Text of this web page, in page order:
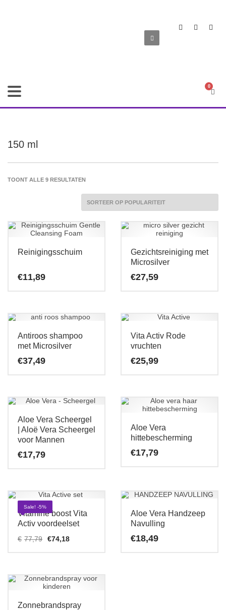
150 ml
TOONT ALLE 9 RESULTATENGESORTEERD
POPULARITEIT
Reinigingsschuim
€11,89
Gezichtsreiniging met
Microsilver
€27,59
Antiroos shampoo
met Microsilver
€37,49
Vita Activ Rode
vruchten
€25,99
Aloe Vera Scheergel
| Aloë Vera Scheergel
voor Mannen
€17,79
Aloe Vera
hittebescherming
€17,79
Sale! -5%
Vitamine boost Vita
Activ voordeelset
€ 77,79
Oorspronkelijke
€74,18Huidige
Aloe Vera Handzeep
Navulling
€18,49
Zonnebrandspray